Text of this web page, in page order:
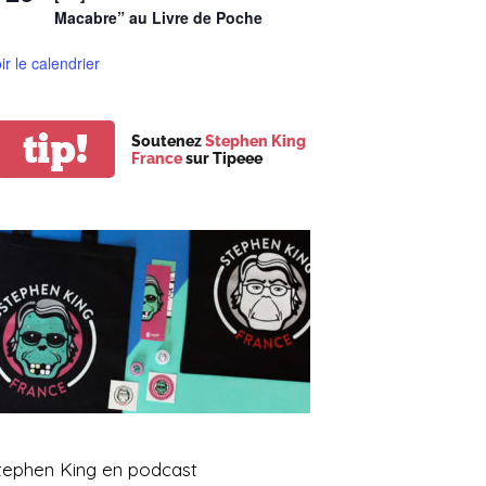
Macabre” au Livre de Poche
le calendrier
tip! SoutenezStephen King
Francesur Tipeee
King en podcast